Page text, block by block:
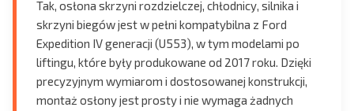
Tak, osłona skrzyni rozdzielczej, chłodnicy, silnika i
skrzyni biegów jest w pełni kompatybilna z Ford
Expedition IV generacji (U553), w tym modelami po
liftingu, które były produkowane od 2017 roku. Dzięki
precyzyjnym wymiarom i dostosowanej konstrukcji,
montaż osłony jest prosty i nie wymaga żadnych